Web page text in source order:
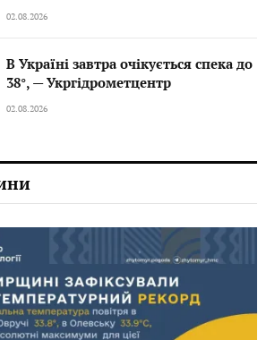
02.08.2026
В Україні завтра очікується спека до
38°, — Укргідрометцентр
02.08.2026